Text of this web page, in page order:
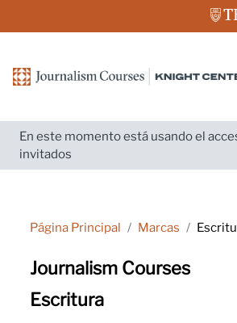
En este momento está usando el
invitados
Página Principal Marcas
Journalism Courses
Escritura